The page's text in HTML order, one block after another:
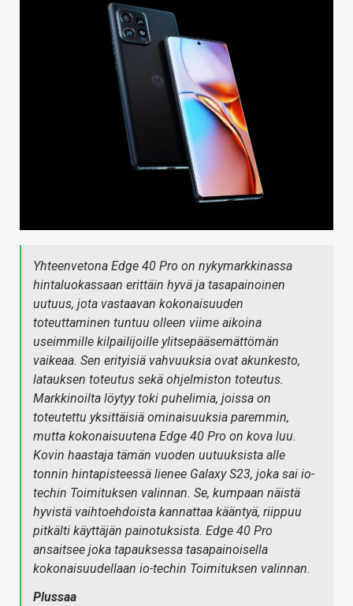
Yhteenvetona Edge 40 Pro on nykymarkkinassa
hintaluokassaan erittäin hyvä ja tasapainoinen
uutuus, jota vastaavan kokonaisuuden
toteuttaminen tuntuu olleen viime aikoina
useimmille kilpailijoille ylitsepääsemättömän
vaikeaa. Sen erityisiä vahvuuksia ovat akunkesto,
latauksen toteutus sekä ohjelmiston toteutus.
Markkinoilta löytyy toki puhelimia, joissa on
toteutettu yksittäisiä ominaisuuksia paremmin,
mutta kokonaisuutena Edge 40 Pro on kova luu.
Kovin haastaja tämän vuoden uutuuksista alle
tonnin hintapisteessä lienee Galaxy S23, joka sai io-
techin Toimituksen valinnan. Se, kumpaan näistä
hyvistä vaihtoehdoista kannattaa kääntyä, riippuu
pitkälti käyttäjän painotuksista. Edge 40 Pro
ansaitsee joka tapauksessa tasapainoisella
kokonaisuudellaan io-techin Toimituksen valinnan.
Plussaa